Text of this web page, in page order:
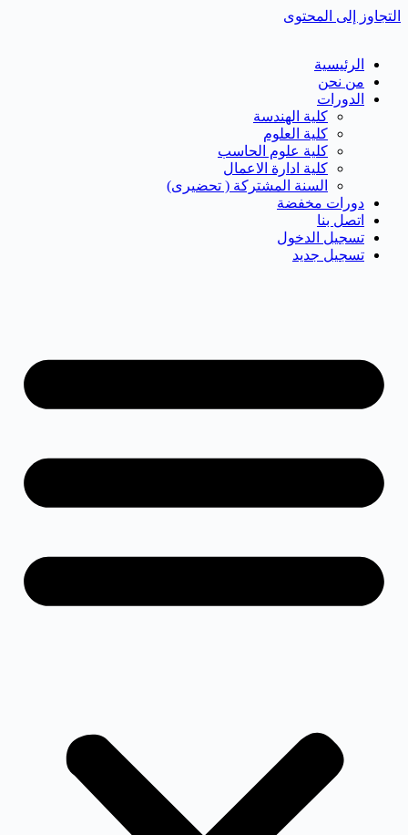
التجاوز إلى المحتوى
الرئيسية
من نحن
الدورات
كلية الهندسة
كلية العلوم
كلية علوم الحاسب
كلية ادارة الاعمال
السنة المشتركة ( تحضيرى)
دورات مخفضة
اتصل بنا
تسجيل الدخول
تسجيل جديد